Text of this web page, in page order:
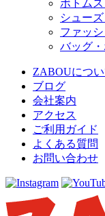
ボトムス
シュー
ファッ
バッグ
ZABOUについ
ブログ
会社案内
アクセス
ご利用ガイド
よくある質問
お問い合わせ